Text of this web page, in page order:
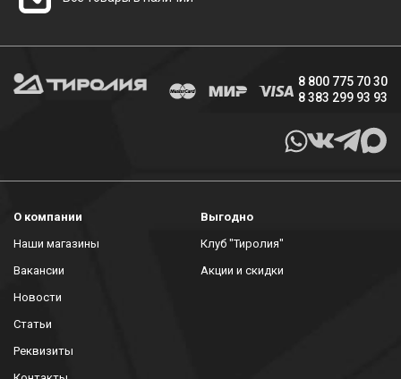
8 800 775 70 30
8 383 299 93 93
О компании
Наши магазины
Вакансии
Новости
Статьи
Реквизиты
Выгодно
Клуб "Тиролия"
Акции и скидки